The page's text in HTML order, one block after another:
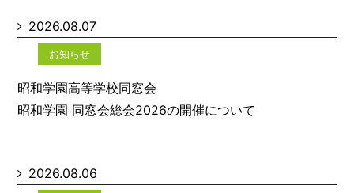
2026.08.07
お知らせ
昭和学園高等学校同窓会
昭和学園 同窓会総会2026の開催について
2026.08.06